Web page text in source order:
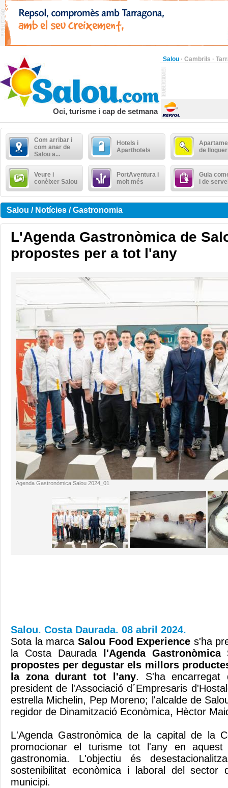
Salou · Cambrils ·
Oci, turisme i cap de setmana
Com arribar i
com anar de
Salou a...
Hotels i
Aparthotels
de lloguer
Veure i
conèixer Salou
PortAventura i
molt més
Guia
i de
Salou / Notícies / Gastronomia
L'Agenda Gastronòmica de
propostes per a tot l'any
Agenda Gastronòmica Salou 2024_01
Salou. Costa Daurada. 08 abril 2024.
Sota la marca Salou Food Experience s'ha
la Costa Daurada
l'Agenda Gastronòmica
propostes per degustar els millors
la zona durant tot l'any. S'ha encarregat
president de l'Associació d´Empresaris
estrella Michelin, Pep Moreno; l'alcalde de
regidor de Dinamització Econòmica, Hèctor
L'Agenda Gastronòmica de la capital de la
promocionar el turisme tot l'any en
gastronomia. L'objectiu és
sostenibilitat econòmica i laboral del sector
municipi.